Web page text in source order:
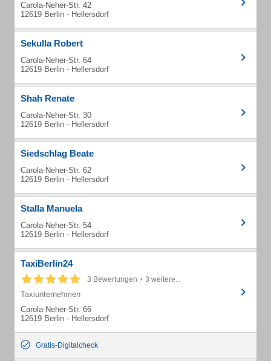
Carola-Neher-Str. 42
12619 Berlin - Hellersdorf
Sekulla Robert
Carola-Neher-Str. 64
12619 Berlin - Hellersdorf
Shah Renate
Carola-Neher-Str. 30
12619 Berlin - Hellersdorf
Siedschlag Beate
Carola-Neher-Str. 62
12619 Berlin - Hellersdorf
Stalla Manuela
Carola-Neher-Str. 54
12619 Berlin - Hellersdorf
TaxiBerlin24
3 Bewertungen + 3 weitere...
Taxiunternehmen
Carola-Neher-Str. 66
12619 Berlin - Hellersdorf
Gratis-Digitalcheck